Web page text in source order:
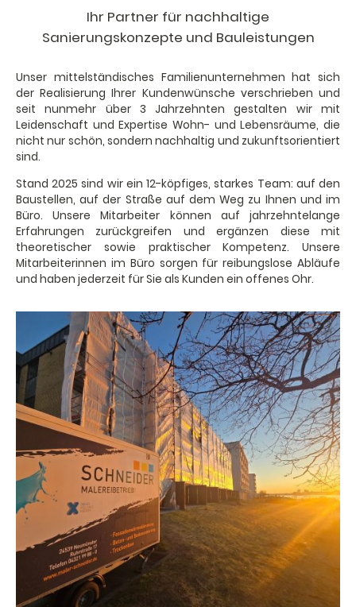
Ihr Partner für nachhaltige
Sanierungskonzepte und Bauleistungen
Unser mittelständisches Familienunternehmen hat sich
der Realisierung Ihrer Kundenwünsche verschrieben und
seit nunmehr über 3 Jahrzehnten gestalten wir mit
Leidenschaft und Expertise Wohn- und Lebensräume, die
nicht nur schön, sondern nachhaltig und zukunftsorientiert
sind.
Stand 2025 sind wir ein 12-köpfiges, starkes Team: auf den
Baustellen, auf der Straße auf dem Weg zu Ihnen und im
Büro. Unsere Mitarbeiter können auf jahrzehntelange
Erfahrungen zurückgreifen und ergänzen diese mit
theoretischer sowie praktischer Kompetenz. Unsere
Mitarbeiterinnen im Büro sorgen für reibungslose Abläufe
und haben jederzeit für Sie als Kunden ein offenes Ohr.